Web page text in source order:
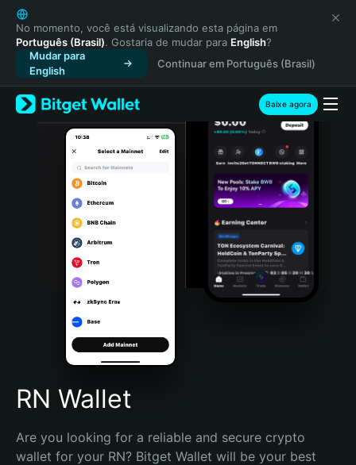
English
日本語
Tiếng Việt
Русский
Español (Latinoamérica)
Türkçe
Italiano
Português (Portugal)
Bahasa Indonesia
Português (Brasil)
Español (Argentina)
No momento, você está visualizando esta página em
Português (Brasil). Gostaria de mudar para English?
Mudar para
English
Continuar em Português (Brasil)
Baixe agora
RN Wallet
Are you looking for a reliable and secure crypto
wallet for your RN? Bitget Wallet will be your best